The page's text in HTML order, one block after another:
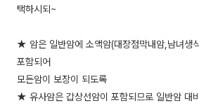
택하시되~
★ 암은 일반암에 소액암(대장점막내암,남녀생
포함되어
모든암이 보장이 되도록
★ 유사암은 갑상선암이 포함되므로 일반암 대